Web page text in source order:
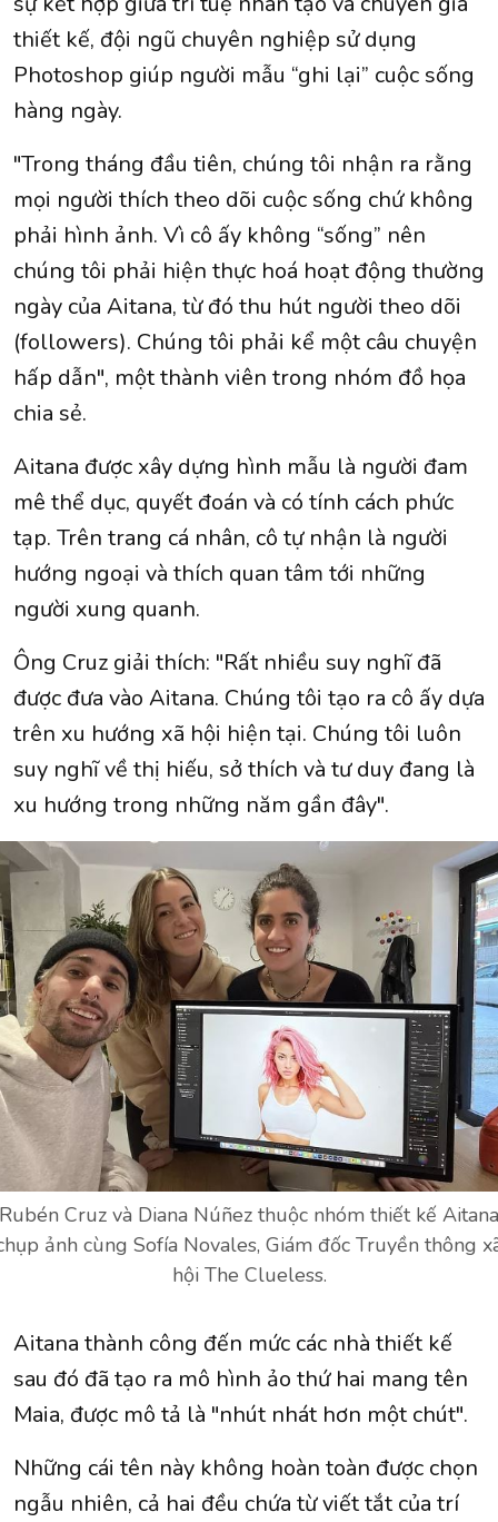
thiết kế, đội ngũ chuyên nghiệp sử dụng
Photoshop giúp người mẫu “ghi lại” cuộc sống
hàng ngày.
"Trong tháng đầu tiên, chúng tôi nhận ra rằng
mọi người thích theo dõi cuộc sống chứ không
phải hình ảnh. Vì cô ấy không “sống” nên
chúng tôi phải hiện thực hoá hoạt động thường
ngày của Aitana, từ đó thu hút người theo dõi
(followers). Chúng tôi phải kể một câu chuyện
hấp dẫn", một thành viên trong nhóm đồ họa
chia sẻ.
Aitana được xây dựng hình mẫu là người đam
mê thể dục, quyết đoán và có tính cách phức
tạp. Trên trang cá nhân, cô tự nhận là người
hướng ngoại và thích quan tâm tới những
người xung quanh.
Ông Cruz giải thích: "Rất nhiều suy nghĩ đã
được đưa vào Aitana. Chúng tôi tạo ra cô ấy dựa
trên xu hướng xã hội hiện tại. Chúng tôi luôn
suy nghĩ về thị hiếu, sở thích và tư duy đang là
xu hướng trong những năm gần đây".
Rubén Cruz và Diana Núñez thuộc nhóm thiết kế Aitana
ảnh cùng Sofía Novales, Giám đốc Truyền thông
hội The Clueless.
Aitana thành công đến mức các nhà thiết kế
sau đó đã tạo ra mô hình ảo thứ hai mang tên
Maia, được mô tả là "nhút nhát hơn một chút".
Những cái tên này không hoàn toàn được chọn
ngẫu nhiên, cả hai đều chứa từ viết tắt của trí